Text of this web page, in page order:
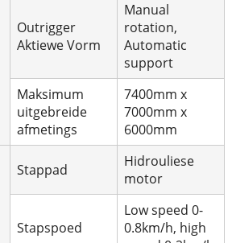
Outrigger
Aktiewe Vorm
Manual
rotation,
Automatic
support
Maksimum
uitgebreide
afmetings
7400mm x
7000mm x
6000mm
Stappad
Hidrouliese
motor
Stapspoed
Low speed 0-
0.8km/h, high